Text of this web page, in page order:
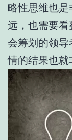
略性思维也
远，也需要看
会筹划的领
情的结果也就